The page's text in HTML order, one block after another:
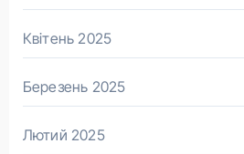
Квітень 2025
Березень 2025
Лютий 2025